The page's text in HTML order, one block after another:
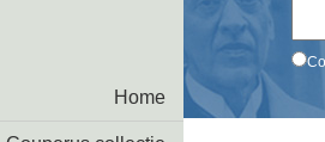
Home